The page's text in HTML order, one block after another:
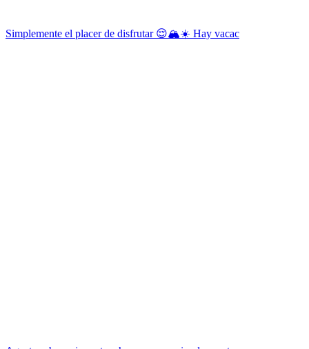
Simplemente el placer de disfrutar 😌🏔️☀️ Hay vacac